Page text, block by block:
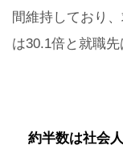
間維持しており
は30.1倍と就職先
約半数は社会